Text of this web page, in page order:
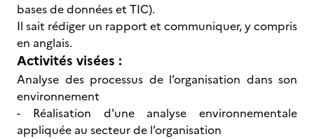
bases de données et TIC).
Il sait rédiger un rapport et communiquer, y compris
en anglais.
Activités visées :
Analyse des processus de l’organisation dans son
environnement
- Réalisation d'une analyse environnementale
appliquée au secteur de l’organisation